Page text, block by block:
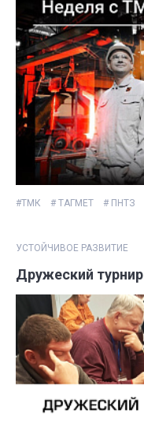
#ТМК # ТАГМЕТ # ПНТЗ
УСТОЙЧИВОЕ РАЗВИТИЕ
Дружеский турнир